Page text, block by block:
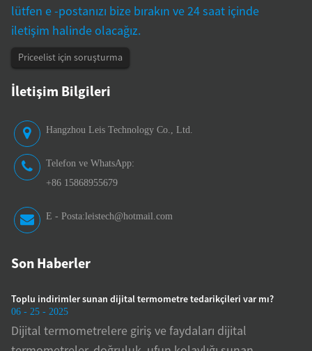
lütfen e -postanızı bize bırakın ve 24 saat içinde
iletişim halinde olacağız.
Priceelist için soruşturma
İletişim Bilgileri
Hangzhou Leis Technology Co., Ltd.
Telefon ve WhatsApp:
+86 15868955679
E - Posta:leistech@hotmail.com
Son Haberler
Toplu indirimler sunan dijital termometre tedarikçileri var mı?
06 - 25 - 2025
Dijital termometrelere giriş ve faydaları dijital